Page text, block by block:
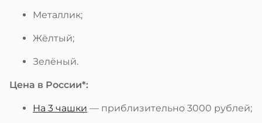
Металлик;
Жёлтый;
Зелёный.
Цена в России*:
На 3 чашки — приблизительно 3000 рублей;